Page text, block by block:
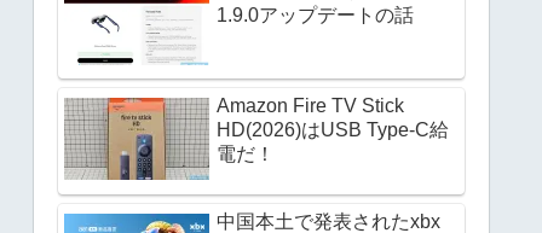
1.9.0アップデートの話
Amazon Fire TV Stick
HD(2026)はUSB Type-C給
電だ！
中国本土で発表されたxbx